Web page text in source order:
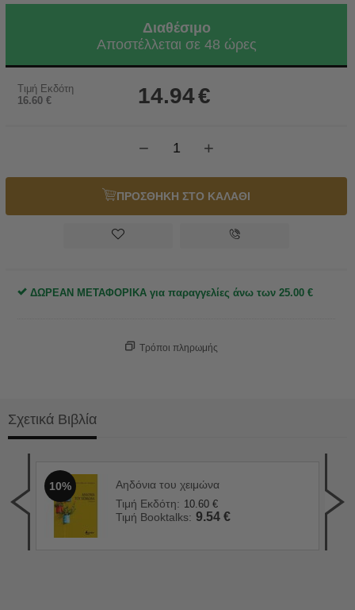
Διαθέσιμο
Αποστέλλεται σε 48 ώρες
Τιμή Εκδότη
16.60 € 14.94€
+
−
ΠΡΟΣΘΗΚΗ ΣΤΟ ΚΑΛΑΘΙ
ΔΩΡΕΑΝ ΜΕΤΑΦΟΡΙΚΑ για παραγγελίες άνω των 25.00 €
Τρόποι πληρωμής
Σχετικά Βιβλία
10%
Αηδόνια του χειμώνα
Τιμή Εκδότη: 10.60 €
Τιμή Booktalks: 9.54 €